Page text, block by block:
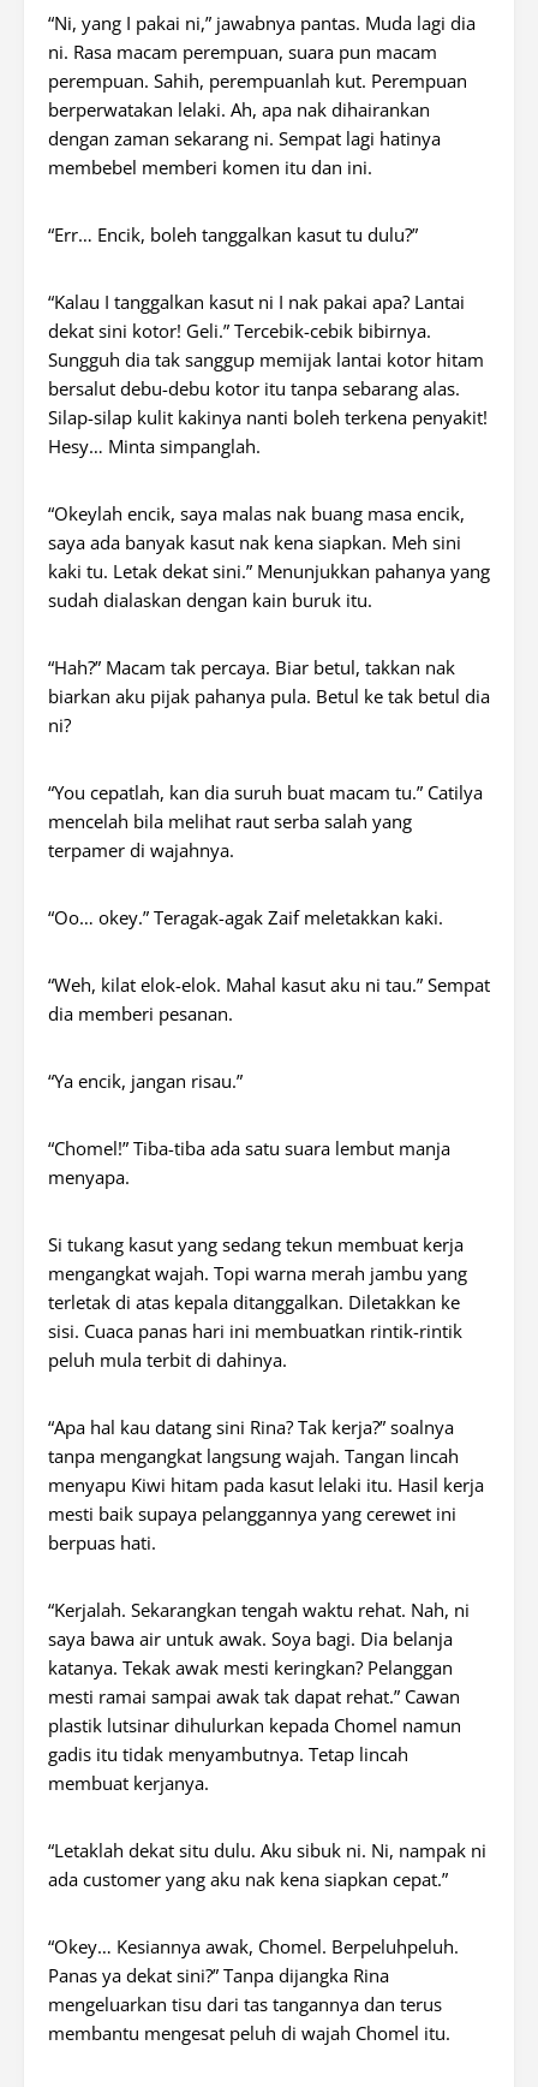
“Ni, yang I pakai ni,” jawabnya pantas. Muda lagi dia
ni. Rasa macam perempuan, suara pun macam
perempuan. Sahih, perempuanlah kut. Perempuan
berperwatakan lelaki. Ah, apa nak dihairankan
dengan zaman sekarang ni. Sempat lagi hatinya
membebel memberi komen itu dan ini.
“Err… Encik, boleh tanggalkan kasut tu dulu?”
“Kalau I tanggalkan kasut ni I nak pakai apa? Lantai
dekat sini kotor! Geli.” Tercebik-cebik bibirnya.
Sungguh dia tak sanggup memijak lantai kotor hitam
bersalut debu-debu kotor itu tanpa sebarang alas.
Silap-silap kulit kakinya nanti boleh terkena penyakit!
Hesy… Minta simpanglah.
“Okeylah encik, saya malas nak buang masa encik,
saya ada banyak kasut nak kena siapkan. Meh sini
kaki tu. Letak dekat sini.” Menunjukkan pahanya yang
sudah dialaskan dengan kain buruk itu.
“Hah?” Macam tak percaya. Biar betul, takkan nak
biarkan aku pijak pahanya pula. Betul ke tak betul dia
ni?
“You cepatlah, kan dia suruh buat macam tu.” Catilya
mencelah bila melihat raut serba salah yang
terpamer di wajahnya.
“Oo… okey.” Teragak-agak Zaif meletakkan kaki.
“Weh, kilat elok-elok. Mahal kasut aku ni tau.” Sempat
dia memberi pesanan.
“Ya encik, jangan risau.”
“Chomel!” Tiba-tiba ada satu suara lembut manja
menyapa.
Si tukang kasut yang sedang tekun membuat kerja
mengangkat wajah. Topi warna merah jambu yang
terletak di atas kepala ditanggalkan. Diletakkan ke
sisi. Cuaca panas hari ini membuatkan rintik-rintik
peluh mula terbit di dahinya.
“Apa hal kau datang sini Rina? Tak kerja?” soalnya
tanpa mengangkat langsung wajah. Tangan lincah
menyapu Kiwi hitam pada kasut lelaki itu. Hasil kerja
mesti baik supaya pelanggannya yang cerewet ini
berpuas hati.
“Kerjalah. Sekarangkan tengah waktu rehat. Nah, ni
saya bawa air untuk awak. Soya bagi. Dia belanja
katanya. Tekak awak mesti keringkan? Pelanggan
mesti ramai sampai awak tak dapat rehat.” Cawan
plastik lutsinar dihulurkan kepada Chomel namun
gadis itu tidak menyambutnya. Tetap lincah
membuat kerjanya.
“Letaklah dekat situ dulu. Aku sibuk ni. Ni, nampak ni
ada customer yang aku nak kena siapkan cepat.”
“Okey… Kesiannya awak, Chomel. Berpeluhpeluh.
Panas ya dekat sini?” Tanpa dijangka Rina
mengeluarkan tisu dari tas tangannya dan terus
membantu mengesat peluh di wajah Chomel itu.